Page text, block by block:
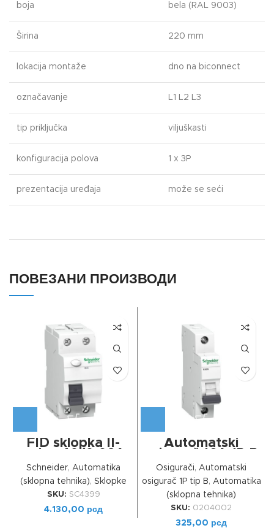
boja bela (RAL 9003)
Širina 220 mm
lokacija montaže dno na biconnect
označavanje L1 L2 L3
tip priključka viljuškasti
konfiguracija polova 1 x 3P
prezentacija uređaja može se seći
ПОВЕЗАНИ ПРОИЗВОДИ
FID sklopka II-
Schneider, Automatika
(sklopna tehnika), Sklopke
SKU: SC4399
4.130,00 рсд
Automatski
Osigurači, Automatski
osigurač 1P tip B, Automatika
(sklopna tehnika)
SKU: 0204002
325,00 рсд